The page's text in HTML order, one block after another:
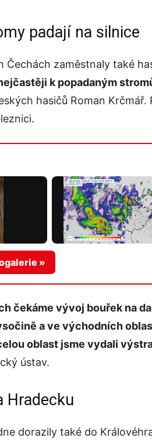
padají na silnice
Čechách zaměstnaly také
k popadaným
hasičů Roman
»
čekáme vývoj bouřek na
a ve východních
oblast jsme vydali
ústav.
Hradecku
dorazily také do